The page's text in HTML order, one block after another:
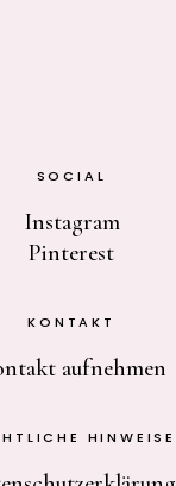
SOCIAL
Instagram
Pinterest
KONTAKT
aufnehmen
HINWEISE